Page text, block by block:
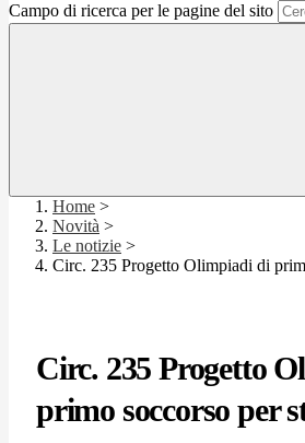
Campo di ricerca per le pagine del sito
Home >
Novità >
Le notizie >
Circ. 235 Progetto Olimpiadi di
Circ. 235 Progetto
primo soccorso per